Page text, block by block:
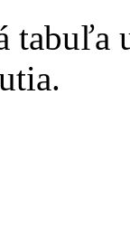
tabuľa